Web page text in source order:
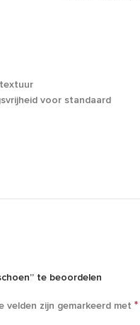
voor standaard
te beoordelen
velden zijn gemarkeerd met *